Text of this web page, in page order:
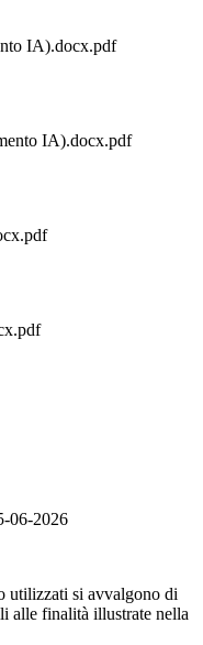
IA).docx.pdf
IA).docx.pdf
06-2026
utilizzati si avvalgono di
alle finalità illustrate nella